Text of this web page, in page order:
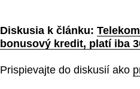
Diskusia k článku:
bonusový kredit, platí iba
Prispievajte do diskusií ako